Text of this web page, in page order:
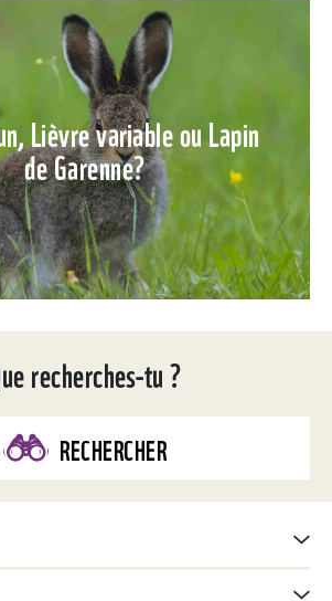
Lièvre variable ou Lapin
de Garenne?
recherches-tu ?
RECHERCHER